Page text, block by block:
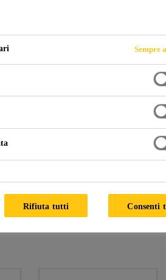
20 Fenchurch Street
facade elements, high-strength
Sempre
Rifiuta tutti Consenti